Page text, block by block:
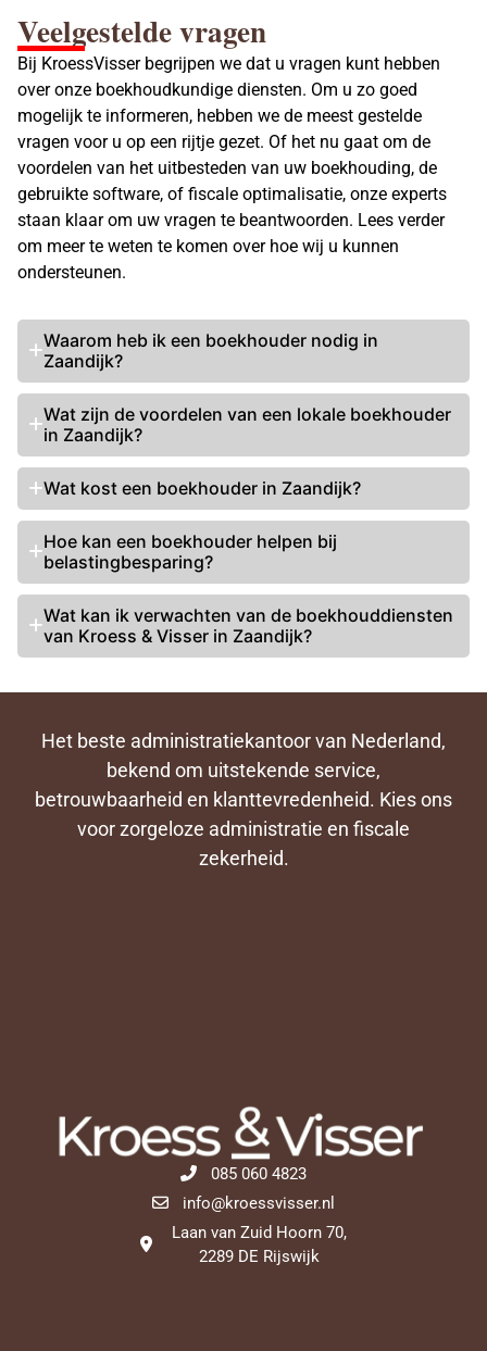
Veelgestelde vragen
Bij KroessVisser begrijpen we dat u vragen kunt hebben
over onze boekhoudkundige diensten. Om u zo goed
mogelijk te informeren, hebben we de meest gestelde
vragen voor u op een rijtje gezet. Of het nu gaat om de
voordelen van het uitbesteden van uw boekhouding, de
gebruikte software, of fiscale optimalisatie, onze experts
staan klaar om uw vragen te beantwoorden. Lees verder
om meer te weten te komen over hoe wij u kunnen
ondersteunen.
Waarom heb ik een boekhouder nodig in
Zaandijk?
Wat zijn de voordelen van een lokale boekhouder
in Zaandijk?
Wat kost een boekhouder in Zaandijk?
Hoe kan een boekhouder helpen bij
belastingbesparing?
Wat kan ik verwachten van de boekhouddiensten
van Kroess & Visser in Zaandijk?
Het beste administratiekantoor van Nederland,
bekend om uitstekende service,
betrouwbaarheid en klanttevredenheid. Kies ons
voor zorgeloze administratie en fiscale
zekerheid.
085 060 4823
info@kroessvisser.nl
Laan van Zuid Hoorn 70,
2289 DE Rijswijk